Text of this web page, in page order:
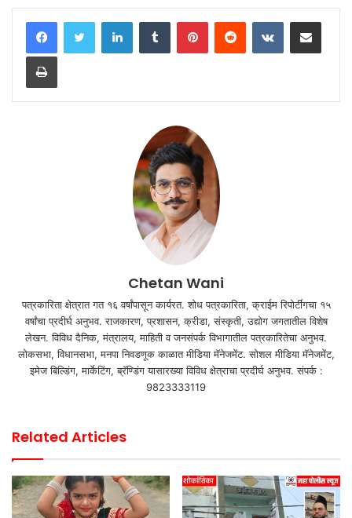
LinkedInTumblr PinterestReddit VKontakteShare via Email
Print
Chetan Wani
पत्रकारिता क्षेत्रात गत १६ वर्षांपासून कार्यरत. शोध पत्रकारिता, क्राईम रिपोर्टींगचा १५
वर्षांचा प्रदीर्घ अनुभव. राजकारण, प्रशासन, क्रीडा, संस्कृती, उद्योग जगतातील विशेष
लेखन. विविध दैनिक, मंत्रालय, माहिती व जनसंपर्क विभागातील पत्रकारितेचा अनुभव.
लोकसभा, विधानसभा, मनपा निवडणूक काळात मीडिया मॅनेजमेंट. सोशल मीडिया मॅनेजमेंट,
इमेज बिल्डिंग, मार्केटिंग, ब्रॅण्डिंग यासारख्या विविध क्षेत्राचा प्रदीर्घ अनुभव. संपर्क :
9823333119
Related Articles